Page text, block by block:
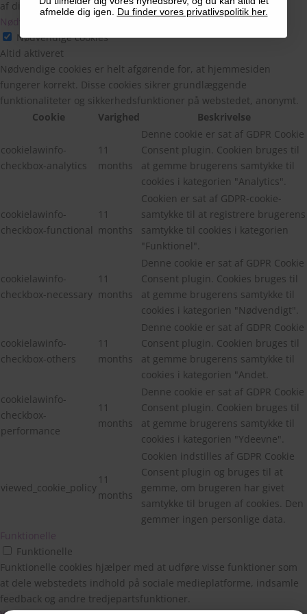
af disse cookies kan påvirke din browseroplevelse.
Nødvendige cookies
Nødvendige cookies
Altid aktiveret
Nødvendige cookies er helt afgørende for, at hjemmesiden
fungerer korrekt. Disse cookies sikrer grundlæggende
funktionaliteter og sikkerhedsfunktioner på webstedet, anonymt.
Cookie
Varighed Beskrivelse
cookielawinfo-
checkbox-analytics
11
months
Denne cookie er sat af GDPR Cookie
Consent plugin. Cookien bruges til
at gemme brugerens samtykke til
cookies i kategorien "Analytics".
cookielawinfo-
checkbox-functional
11
months
Cookien er sat af GDPR-cookie-
samtykke til at registrere brugerens
samtykke til cookies i kategorien
"Funktionel".
cookielawinfo-
checkbox-necessary
11
months
Denne cookie er sat af GDPR Cookie
Consent plugin. Cookies bruges til
at gemme brugerens samtykke til
cookies i kategorien "Nødvendigt".
cookielawinfo-
checkbox-others
11
months
Denne cookie er sat af GDPR Cookie
Consent plugin. Cookien bruges til
at gemme brugerens samtykke til
cookies i kategorien "Andet.
cookielawinfo-
checkbox-
performance
11
months
Denne cookie er sat af GDPR Cookie
Consent plugin. Cookien bruges til
at gemme brugerens samtykke til
cookies i kategorien "Ydeevne".
viewed_cookie_policy
11
months
Cookien indstilles af GDPR Cookie
Consent plugin og bruges til at
gemme, om brugeren har givet
samtykke til brugen af cookies. Den
gemmer ingen personlige data.
Funktionelle
Funktionelle
Funktionelle cookies hjælper med at udføre visse funktioner som
at dele webstedets indhold på sociale medieplatforme, indsamle
feedback og andre tredjepartsfunktioner.
afmelde dig igen. Du finder vores privatlivspolitik her.